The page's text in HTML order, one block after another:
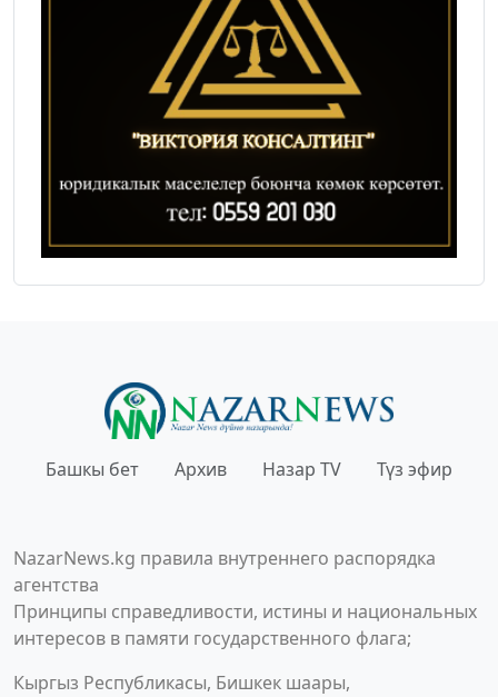
Башкы бет Архив Назар TV Түз эфир
NazarNews.kg правила внутреннего распорядка
агентства
Принципы справедливости, истины и национальных
интересов в памяти государственного флага;
Кыргыз Республикасы, Бишкек шаары,